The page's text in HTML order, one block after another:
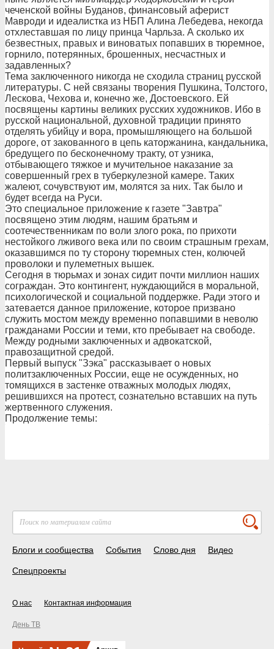
чеченской войны Буданов, финансовый аферист
Мавроди и идеалистка из НБП Алина Лебедева, некогда
отхлеставшая по лицу принца Чарльза. А сколько их
безвестных, правых и виноватых попавших в тюремное,
горнило, потерянных, брошенных, несчастных и
задавленных?
Тема заключенного никогда не сходила страниц русской
литературы. С ней связаны творения Пушкина, Толстого,
Лескова, Чехова и, конечно же, Достоевского. Ей
посвящены картины великих русских художников. Ибо в
русской национальной, духовной традиции принято
отделять убийцу и вора, промышляющего на большой
дороге, от закованного в цепь каторжанина, кандальника,
бредущего по бесконечному тракту, от узника,
отбывающего тяжкое и мучительное наказание за
совершенный грех в туберкулезной камере. Таких
жалеют, сочувствуют им, молятся за них. Так было и
будет всегда на Руси.
Это специальное приложение к газете "Завтра"
посвящено этим людям, нашим братьям и
соотечественникам по воли злого рока, по прихоти
нестойкого лживого века или по своим страшным грехам,
оказавшимся по ту сторону тюремных стен, колючей
проволоки и пулеметных вышек.
Сегодня в тюрьмах и зонах сидит почти миллион наших
сограждан. Это контингент, нуждающийся в моральной,
психологической и социальной поддержке. Ради этого и
затевается данное приложение, которое призвано
служить мостом между временно попавшими в неволю
гражданами России и теми, кто пребывает на свободе.
Между родными заключенных и адвокатской,
правозащитной средой.
Первый выпуск "Зэка" рассказывает о новых
политзаключенных России, еще не осужденных, но
томящихся в застенке отважных молодых людях,
решившихся на протест, сознательно вставших на путь
жертвенного служения.
Продолжение темы:
Блоги и сообщества События Слово дня Видео
Спецпроекты
О нас Контактная информация
День ТВ